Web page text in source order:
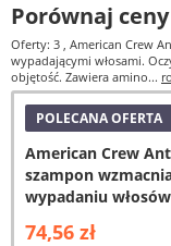
Porównaj ceny
Oferty: 3 , American Crew
wypadającymi włosami.
objętość. Zawiera amino...
POLECANA OFERTA
American Crew
szampon
wypadaniu
74,56 zł